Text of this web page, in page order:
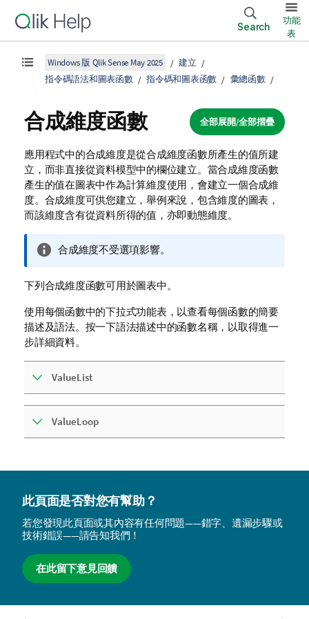
Search
功能
表
Windows 版 Qlik Sense May 2025
建立
指令碼語法和圖表函數
指令碼和圖表函數 彙總函數
全部展開/全部摺疊
合成維度函數
應用程式中的合成維度是從合成維度函數所產生的值所建
立，而非直接從資料模型中的欄位建立。當合成維度函數
產生的值在圖表中作為計算維度使用，會建立一個合成維
度。合成維度可供您建立，舉例來說，包含維度的圖表，
而該維度含有從資料所得的值，亦即動態維度。
資
備
註
合成維度不受選項影響。
下列合成維度函數可用於圖表中。
使用每個函數中的下拉式功能表，以查看每個函數的簡要
描述及語法。按一下語法描述中的函數名稱，以取得進一
步詳細資料。
ValueList
ValueLoop
此頁面是否對您有幫助？
若您發現此頁面或其內容有任何問題——錯字、遺漏步驟或
技術錯誤——請告知我們！
在此留下意見回饋